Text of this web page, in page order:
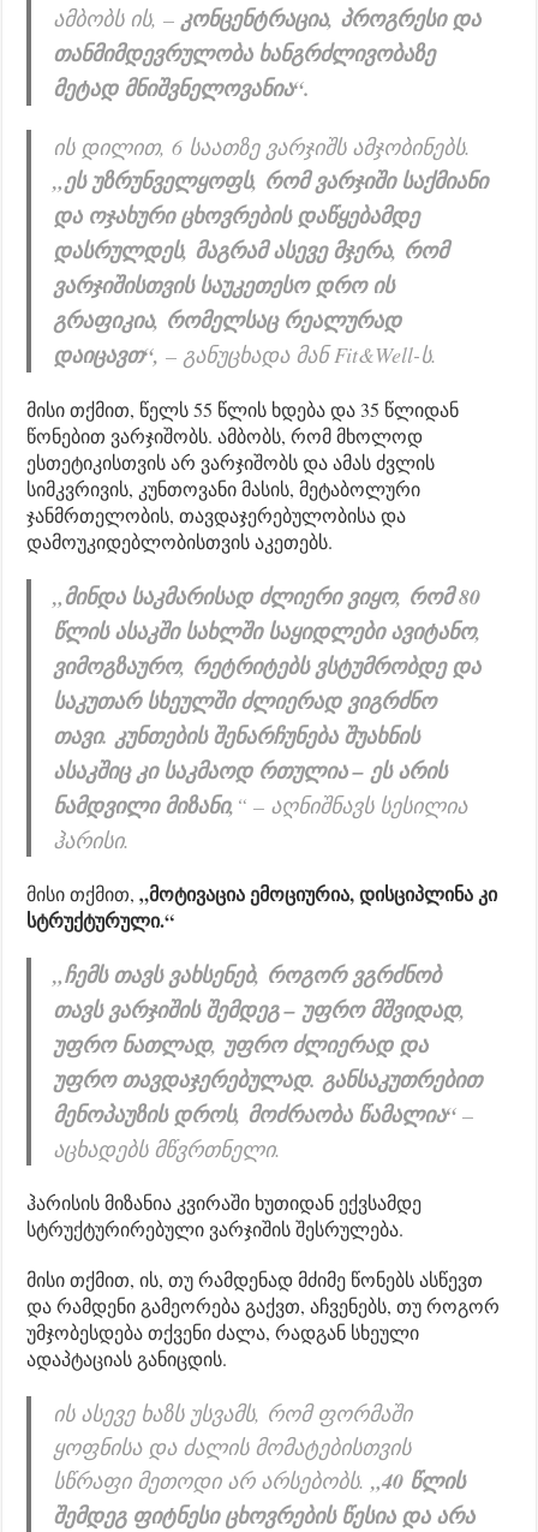
ამბობს ის, – კონცენტრაცია, პროგრესი და
თანმიმდევრულობა ხანგრძლივობაზე
მეტად მნიშვნელოვანია“.
ის დილით, 6 საათზე ვარჯიშს ამჯობინებს.
„ეს უზრუნველყოფს, რომ ვარჯიში საქმიანი
და ოჯახური ცხოვრების დაწყებამდე
დასრულდეს, მაგრამ ასევე მჯერა, რომ
ვარჯიშისთვის საუკეთესო დრო ის
გრაფიკია, რომელსაც რეალურად
დაიცავთ“, – განუცხადა მან Fit&Well-ს.
მისი თქმით, წელს 55 წლის ხდება და 35 წლიდან
წონებით ვარჯიშობს. ამბობს, რომ მხოლოდ
ესთეტიკისთვის არ ვარჯიშობს და ამას ძვლის
სიმკვრივის, კუნთოვანი მასის, მეტაბოლური
ჯანმრთელობის, თავდაჯერებულობისა და
დამოუკიდებლობისთვის აკეთებს.
„მინდა საკმარისად ძლიერი ვიყო, რომ 80
წლის ასაკში სახლში საყიდლები ავიტანო,
ვიმოგზაურო, რეტრიტებს ვსტუმრობდე და
საკუთარ სხეულში ძლიერად ვიგრძნო
თავი. კუნთების შენარჩუნება შუახნის
ასაკშიც კი საკმაოდ რთულია – ეს არის
ნამდვილი მიზანი, “ – აღნიშნავს სესილია
ჰარისი.
მისი თქმით,„მოტივაცია ემოციურია, დისციპლინა კი
სტრუქტურული.“
„ჩემს თავს ვახსენებ, როგორ ვგრძნობ
თავს ვარჯიშის შემდეგ – უფრო მშვიდად,
უფრო ნათლად, უფრო ძლიერად და
უფრო თავდაჯერებულად. განსაკუთრებით
მენოპაუზის დროს, მოძრაობა წამალია“ –
აცხადებს მწვრთნელი.
ჰარისის მიზანია კვირაში ხუთიდან ექვსამდე
სტრუქტურირებული ვარჯიშის შესრულება.
მისი თქმით, ის, თუ რამდენად მძიმე წონებს ასწევთ
და რამდენი გამეორება გაქვთ, აჩვენებს, თუ როგორ
უმჯობესდება თქვენი ძალა, რადგან სხეული
ადაპტაციას განიცდის.
ის ასევე ხაზს უსვამს, რომ ფორმაში
ყოფნისა და ძალის მომატებისთვის
სწრაფი მეთოდი არ არსებობს.„40 წლის
შემდეგ ფიტნესი ცხოვრების წესია და არა